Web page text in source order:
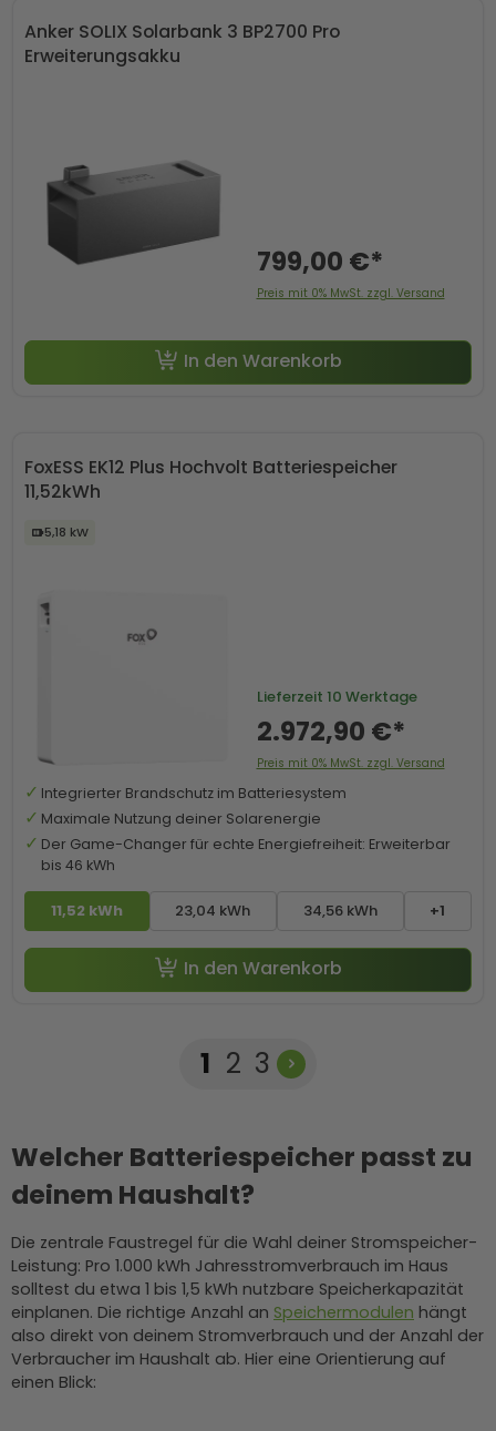
Anker SOLIX Solarbank 3 BP2700 Pro
Erweiterungsakku
799,00 €*
Preis mit 0% MwSt. zzgl. Versand
In den Warenkorb
FoxESS EK12 Plus Hochvolt Batteriespeicher
11,52kWh
5,18 kW
11,52 kWh 23,04 kWh 34,56 kWh +1
Lieferzeit 10 Werktage
2.972,90 €*
Preis mit 0% MwSt. zzgl. Versand
Integrierter Brandschutz im Batteriesystem
Maximale Nutzung deiner Solarenergie
Der Game-Changer für echte Energiefreiheit: Erweiterbar
bis 46 kWh
In den Warenkorb
Seite
1 Seite
2 Seite
3
Welcher Batteriespeicher passt zu
deinem Haushalt?
Die zentrale Faustregel für die Wahl deiner Stromspeicher-
Leistung: Pro 1.000 kWh Jahresstromverbrauch im Haus
solltest du etwa 1 bis 1,5 kWh nutzbare Speicherkapazität
einplanen. Die richtige Anzahl an Speichermodulen hängt
also direkt von deinem Stromverbrauch und der Anzahl der
Verbraucher im Haushalt ab. Hier eine Orientierung auf
einen Blick: